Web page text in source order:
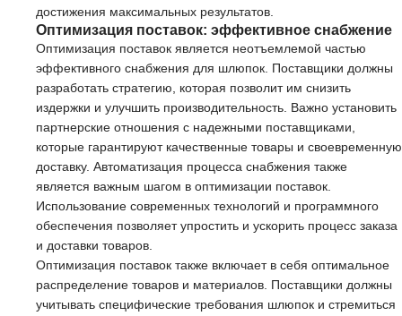
достижения максимальных результатов.
Оптимизация поставок: эффективное снабжение
Оптимизация поставок является неотъемлемой частью
эффективного снабжения для шлюпок. Поставщики должны
разработать стратегию, которая позволит им снизить
издержки и улучшить производительность. Важно установить
партнерские отношения с надежными поставщиками,
которые гарантируют качественные товары и своевременную
доставку. Автоматизация процесса снабжения также
является важным шагом в оптимизации поставок.
Использование современных технологий и программного
обеспечения позволяет упростить и ускорить процесс заказа
и доставки товаров.
Оптимизация поставок также включает в себя оптимальное
распределение товаров и материалов. Поставщики должны
учитывать специфические требования шлюпок и стремиться